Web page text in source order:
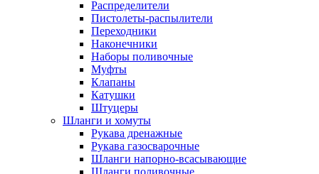
Распределители
Пистолеты-распылители
Переходники
Наконечники
Наборы поливочные
Муфты
Клапаны
Катушки
Штуцеры
Шланги и хомуты
Рукава дренажные
Рукава газосварочные
Шланги напорно-всасывающие